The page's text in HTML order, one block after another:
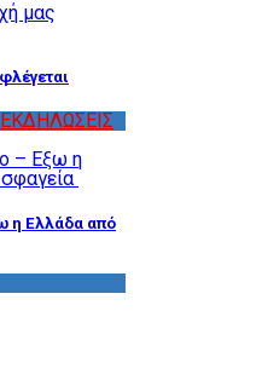
ΕΚΔΗΛΩΣΕΙΣ
η Ελλάδα από